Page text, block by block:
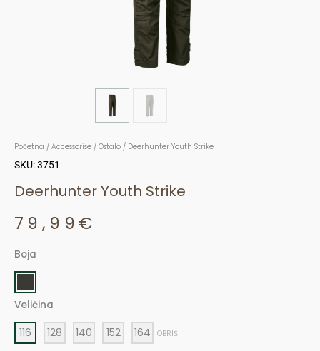
Početna / Accessorise / Ostalo / Deerhunter Youth Strike
SKU: 3751
Deerhunter Youth Strike
79,99 €
Boja
Veličina
116 128 140 152 164 OBRIŠI
Deerhunter
Strike